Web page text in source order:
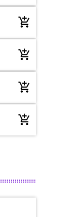
add_shopping_cart
add_shopping_cart
add_shopping_cart
add_shopping_cart